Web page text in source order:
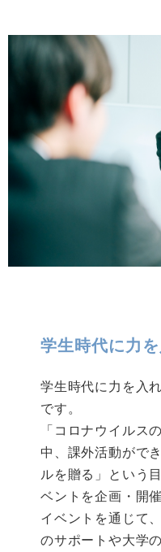
学生時代に力
学生時代に力を入
です。
「コロナウイルス
中、課外活動がで
ルを贈る」という
ベントを企画・開
イベントを通じて
のサポートや大学